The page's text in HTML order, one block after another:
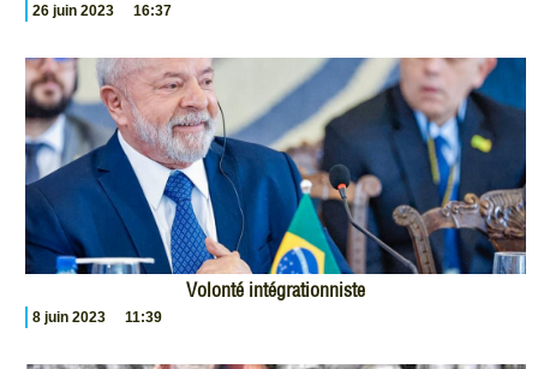
26 juin 2023 16:37
Volonté intégrationniste
8 juin 2023 11:39